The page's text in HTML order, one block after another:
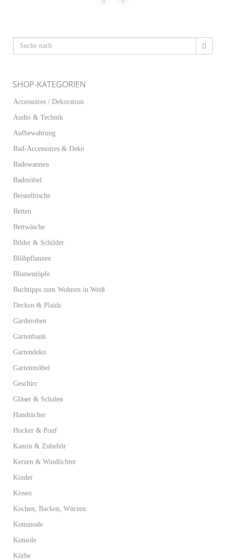
SHOP-KATEGORIEN
Accessoires / Dekoration
Audio & Technik
Aufbewahrung
Bad-Accessoires & Deko
Badewannen
Badmöbel
Beistelltische
Betten
Bettwäsche
Bilder & Schilder
Blühpflanzen
Blumentöpfe
Buchtipps zum Wohnen in Weiß
Decken & Plaids
Garderoben
Gartenbank
Gartendeko
Gartenmöbel
Geschirr
Gläser & Schalen
Handtücher
Hocker & Pouf
Kamin & Zubehör
Kerzen & Windlichter
Kinder
Kissen
Kochen, Backen, Würzen
Kommode
Konsole
Körbe